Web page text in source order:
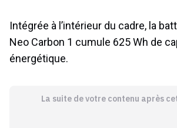
Intégrée à l’intérieur du cadre, la
Neo Carbon 1 cumule 625 Wh de
énergétique.
La suite de votre contenu après